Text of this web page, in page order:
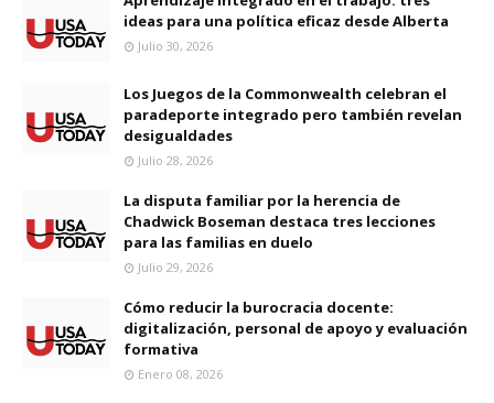
ideas para una política eficaz desde Alberta
Julio 30, 2026
Los Juegos de la Commonwealth celebran el
paradeporte integrado pero también revelan
desigualdades
Julio 28, 2026
La disputa familiar por la herencia de
Chadwick Boseman destaca tres lecciones
para las familias en duelo
Julio 29, 2026
Cómo reducir la burocracia docente:
digitalización, personal de apoyo y evaluación
formativa
Enero 08, 2026